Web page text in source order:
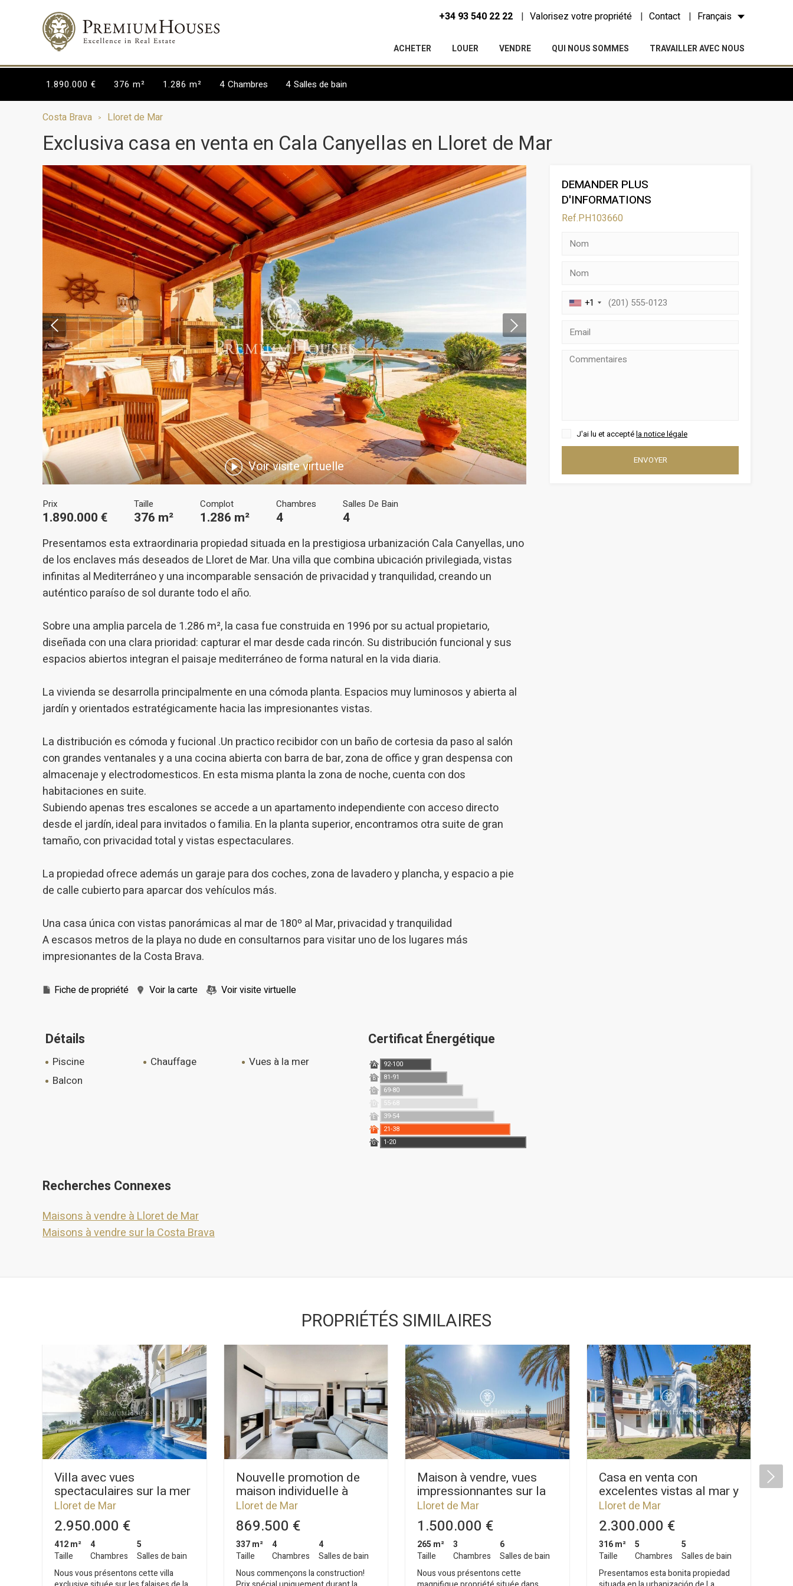
+34 93 540 22 22 Valorisez votre propriété Contact Français
ACHETER LOUER VENDRE QUI NOUS SOMMES TRAVAILLER AVEC NOUS
1.890.000 € 376 m² 1.286 m² 4 Chambres 4 Salles de bain
Costa Brava Lloret de Mar
Exclusiva casa en venta en Cala Canyellas en Lloret de Mar
Voir visite virtuelle
Prix
1.890.000 €
Taille
376 m²
Complot
1.286 m²
Chambres
4
Salles De Bain
4
Presentamos esta extraordinaria propiedad situada en la prestigiosa urbanización Cala Canyellas, uno
de los enclaves más deseados de Lloret de Mar. Una villa que combina ubicación privilegiada, vistas
infinitas al Mediterráneo y una incomparable sensación de privacidad y tranquilidad, creando un
auténtico paraíso de sol durante todo el año.
Sobre una amplia parcela de 1.286 m², la casa fue construida en 1996 por su actual propietario,
diseñada con una clara prioridad: capturar el mar desde cada rincón. Su distribución funcional y sus
espacios abiertos integran el paisaje mediterráneo de forma natural en la vida diaria.
La vivienda se desarrolla principalmente en una cómoda planta. Espacios muy luminosos y abierta al
jardín y orientados estratégicamente hacia las impresionantes vistas.
La distribución es cómoda y fucional .Un practico recibidor con un baño de cortesia da paso al salón
con grandes ventanales y a una cocina abierta con barra de bar, zona de office y gran despensa con
almacenaje y electrodomesticos. En esta misma planta la zona de noche, cuenta con dos
habitaciones en suite.
Subiendo apenas tres escalones se accede a un apartamento independiente con acceso directo
desde el jardín, ideal para invitados o familia. En la planta superior, encontramos otra suite de gran
tamaño, con privacidad total y vistas espectaculares.
La propiedad ofrece además un garaje para dos coches, zona de lavadero y plancha, y espacio a pie
de calle cubierto para aparcar dos vehículos más.
Una casa única con vistas panorámicas al mar de 180º al Mar, privacidad y tranquilidad
A escasos metros de la playa no dude en consultarnos para visitar uno de los lugares más
impresionantes de la Costa Brava.
Fiche de propriété Voir la carte Voir visite virtuelle
Détails
piscine chauffage
vues à la mer
balcon
Certificat Énergétique
A 92-100
B 81-91
C 69-80
D 55-68
E 39-54
F 21-38
G 1-20
Recherches Connexes
Maisons à vendre à Lloret de Mar
Maisons à vendre sur la Costa Brava
DEMANDER PLUS
D'INFORMATIONS
Ref.PH103660
+1
J'ai lu et acceptéla notice légale
ENVOYER
PROPRIÉTÉS SIMILAIRES
Villa avec vues
spectaculaires sur la mer
à Lloret de Mar
Lloret de Mar
2.950.000 €
412 m²
Taille
4
Chambres
5
Salles de bain
Nous vous présentons cette villa
Nouvelle promotion de
maison individuelle à
vendre avec vues sur la
mer à Lloret de Mar
Lloret de Mar
869.500 €
337 m²
Taille
4
Chambres
4
Salles de bain
Nous commençons la construction!
Maison à vendre, vues
impressionnantes sur la
mer, piscine à
débordement et
ascenseur
Lloret de Mar
1.500.000 €
265 m²
Taille
3
Chambres
6
Salles de bain
Nous vous présentons cette
Casa en venta con
excelentes vistas al mar y
a la montaña
Lloret de Mar
2.300.000 €
316 m²
Taille
5
Chambres
5
Salles de bain
Presentamos esta bonita propiedad
Modifier les cookies
Technique et Fonctionnel
Toujours actif
Ce site Web utilise ses propres cookies pour collecter des informations afin
d'améliorer nos services. Si vous continuez à naviguer, vous acceptez leur installation.
L'utilisateur a la possibilité de configurer son navigateur, pouvant, s'il le souhaite,
empêcher leur installation sur son disque dur, même s'il doit garder à l'esprit qu'une
telle action peut entraîner des difficultés de navigation sur le site.
Analyse et Personnalisation
Ils permettent le suivi et l'analyse du comportement des utilisateurs de ce site. Les
Web pour l'élaboration des profils de navigation des utilisateurs afin d'introduire des
améliorations basées sur l'analyse des données d'utilisation effectuée par les
utilisateurs du service. . Ils nous permettent de sauvegarder les informations de
préférence de l'utilisateur pour améliorer la qualité de nos services et offrir une
meilleure expérience grâce aux produits recommandés.
Ces cookies sont utilisés pour stocker des informations sur les préférences et les choix
personnels de l'utilisateur grâce à l'observation continue de ses habitudes de
navigation. Grâce à eux, nous pouvons connaître les habitudes de navigation sur le
site Web et afficher des publicités liées au profil de navigation de l'utilisateur.
Enregistrer les paramètres Tout accepter